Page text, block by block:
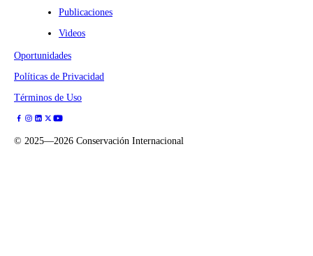
Publicaciones
Videos
Oportunidades
Políticas de Privacidad
Términos de Uso
© 2025—2026 Conservación Internacional